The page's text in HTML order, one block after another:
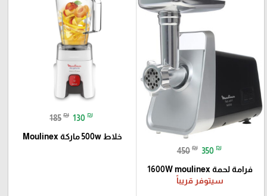
450 ₪ 350 ₪
فرامة لحمة 1600W moulinex
سيتوفر قريباً
185 ₪ 130 ₪
خلاط 500w ماركة Moulinex